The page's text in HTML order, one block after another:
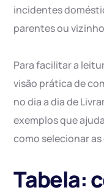
incidentes
parentes ou
Para facilitar a
visão prática de
no dia a dia de
exemplos que
como selecionar
Tabela: